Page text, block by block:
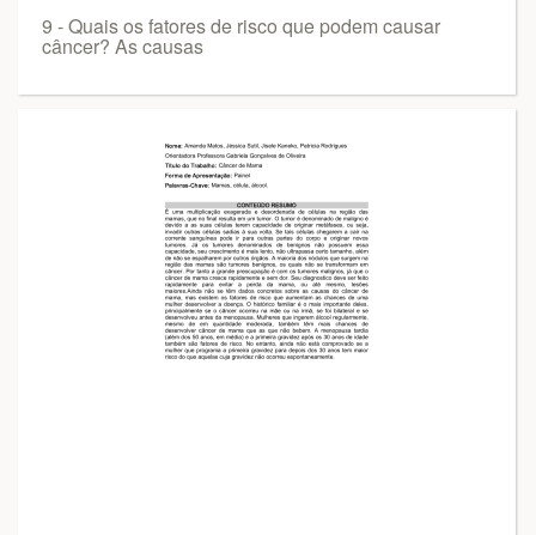
9 - Quais os fatores de risco que podem causar
câncer? As causas